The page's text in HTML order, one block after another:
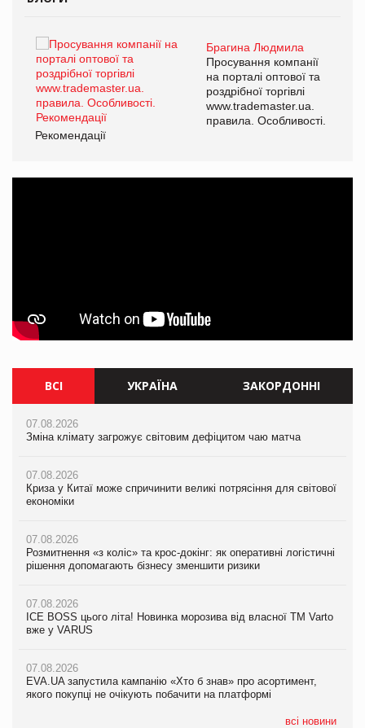
Брагина Людмила
Просування компанії
на порталі оптової та
роздрібної торгівлі
www.trademaster.ua.
правила. Особливості.
Рекомендації
ВСІ УКРАЇНА ЗАКОРДОННІ
07.08.2026
Зміна клімату загрожує світовим дефіцитом чаю матча
07.08.2026
Криза у Китаї може спричинити великі потрясіння для світової
економіки
07.08.2026
Розмитнення «з коліс» та крос-докінг: як оперативні логістичні
рішення допомагають бізнесу зменшити ризики
07.08.2026
ICE BOSS цього літа! Новинка морозива від власної ТМ Varto
вже у VARUS
07.08.2026
EVA.UA запустила кампанію «Хто б знав» про асортимент,
якого покупці не очікують побачити на платформі
всі новини
07.08.2026
Зміна клімату загрожує світовим дефіцитом чаю матча
07.08.2026
Криза у Китаї може спричинити великі потрясіння для світової
економіки
07.08.2026
Kraft Heinz скоротила збиток у першому півріччі
Продажі Hugo Boss впали на 9%
07.08.2026
Зміна клімату загрожує світовим дефіцитом чаю матча
07.08.2026
Криза у Китаї може спричинити великі потрясіння для світової
економіки
07.08.2026
Kraft Heinz скоротила збиток у першому півріччі
Продажі Hugo Boss впали на 9%